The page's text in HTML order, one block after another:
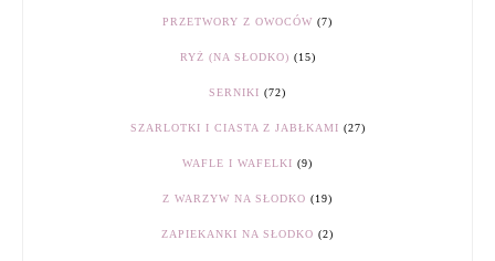
PRZETWORY Z OWOCÓW (7)
RYŻ (NA SŁODKO) (15)
SERNIKI (72)
SZARLOTKI I CIASTA Z JABŁKAMI (27)
WAFLE I WAFELKI (9)
Z WARZYW NA SŁODKO (19)
ZAPIEKANKI NA SŁODKO (2)